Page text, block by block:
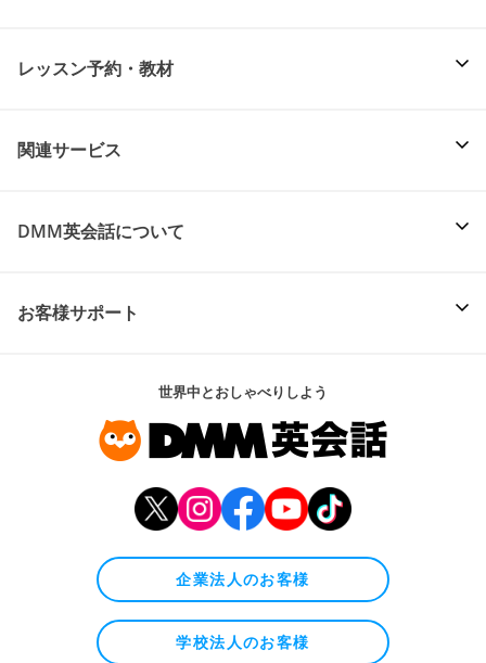
レッスン予約・教材
関連サービス
DMM英会話について
お客様サポート
世界中とおしゃべりしよう
企業法人のお客様
学校法人のお客様